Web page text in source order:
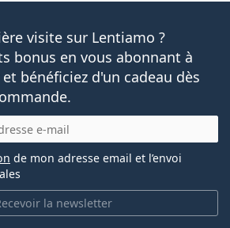
visite sur Lentiamo ?
bonus en vous abonnant à
bénéficiez d'un cadeau dès
la newsletter
de mon adresse email et l’envoi